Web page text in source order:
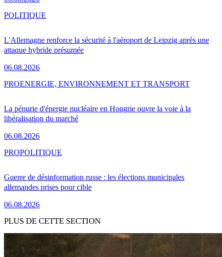
L'Allemagne renforce la sécurité à l'aéroport de Leipzig après une
attaque hybride présumée
06.08.2026
POLITIQUE
La pénurie d'énergie nucléaire en Hongrie ouvre la voie à la
libéralisation du marché
06.08.2026
PROENERGIE, ENVIRONNEMENT ET TRANSPORT
Guerre de désinformation russe : les élections municipales
allemandes prises pour cible
06.08.2026
PROPOLITIQUE
PLUS DE CETTE SECTION